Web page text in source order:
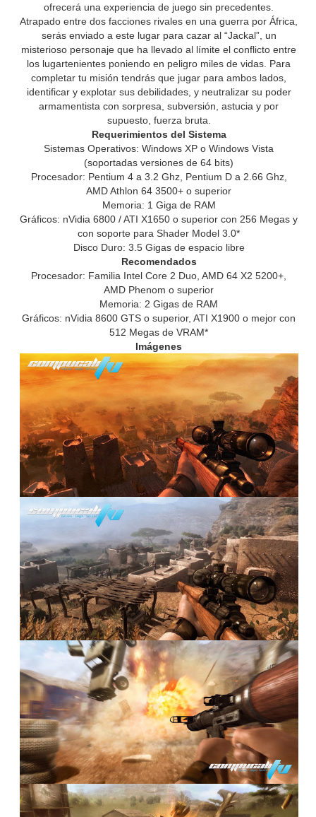
ofrecerá una experiencia de juego sin precedentes.
Atrapado entre dos facciones rivales en una guerra por África,
serás enviado a este lugar para cazar al “Jackal”, un
misterioso personaje que ha llevado al límite el conflicto entre
los lugartenientes poniendo en peligro miles de vidas. Para
completar tu misión tendrás que jugar para ambos lados,
identificar y explotar sus debilidades, y neutralizar su poder
armamentista con sorpresa, subversión, astucia y por
supuesto, fuerza bruta.
Requerimientos del Sistema
Sistemas Operativos: Windows XP o Windows Vista
(soportadas versiones de 64 bits)
Procesador: Pentium 4 a 3.2 Ghz, Pentium D a 2.66 Ghz,
AMD Athlon 64 3500+ o superior
Memoria: 1 Giga de RAM
Gráficos: nVidia 6800 / ATI X1650 o superior con 256 Megas y
con soporte para Shader Model 3.0*
Disco Duro: 3.5 Gigas de espacio libre
Recomendados
Procesador: Familia Intel Core 2 Duo, AMD 64 X2 5200+,
AMD Phenom o superior
Memoria: 2 Gigas de RAM
Gráficos: nVidia 8600 GTS o superior, ATI X1900 o mejor con
512 Megas de VRAM*
Imágenes